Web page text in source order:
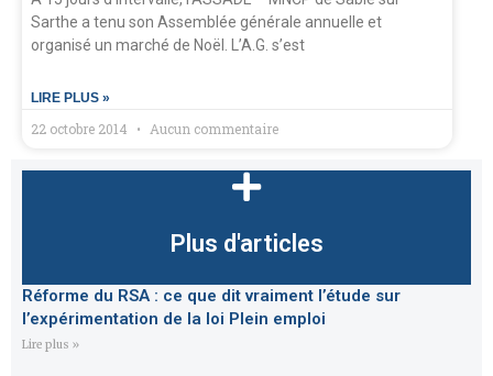
Sarthe a tenu son Assemblée générale annuelle et
organisé un marché de Noël. L’A.G. s’est
LIRE PLUS »
22 octobre 2014 Aucun commentaire
Plus d'articles
Réforme du RSA : ce que dit vraiment l’étude sur
l’expérimentation de la loi Plein emploi
Lire plus »